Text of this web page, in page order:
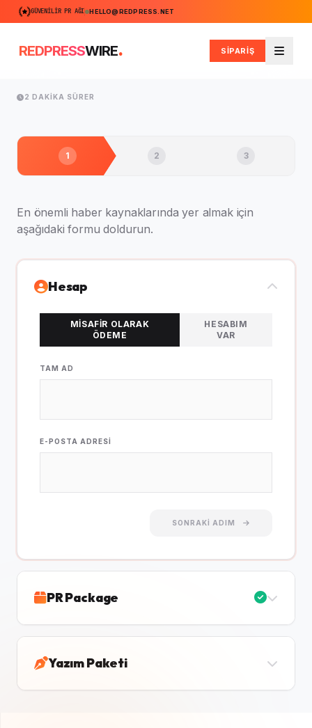
GÜVENILIR PR AĞI HELLO@REDPRESS.NET
REDPRESSWIRE. SİPARİŞ
Men
2 DAKIKA SÜRER
1 2 3
En önemli haber kaynaklarında yer almak için
aşağıdaki formu doldurun.
Hesap
MISAFIR OLARAK
ÖDEME
HESABIM
VAR
TAM AD
E-POSTA ADRESI
SONRAKI ADIM
PR Package
Yazım Paketi